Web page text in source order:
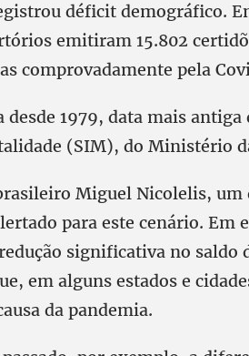
déficit demográfico.
emitiram 15.802
comprovadamente pela
desde 1979, data mais
(SIM), do Ministério
Miguel Nicolelis, um
para este cenário. Em
significativa no saldo
em alguns estados e
da pandemia.